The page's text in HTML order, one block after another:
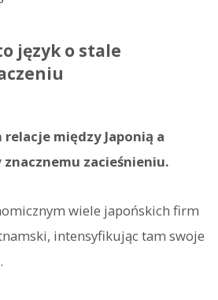
język o stale
między Japonią a
zacieśnieniu.
wiele japońskich firm
intensyfikując tam swoje